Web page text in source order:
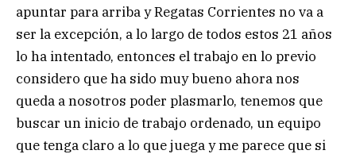
apuntar para arriba y Regatas Corrientes no va a
ser la excepción, a lo largo de todos estos 21 años
lo ha intentado, entonces el trabajo en lo previo
considero que ha sido muy bueno ahora nos
queda a nosotros poder plasmarlo, tenemos que
buscar un inicio de trabajo ordenado, un equipo
que tenga claro a lo que juega y me parece que si